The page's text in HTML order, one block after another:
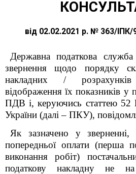
від 02.02.2021 р. № 363/
Державна податкова служба
звернення щодо порядку
накладних /
відображення їх показників у
ПДВ і, керуючись статтею 52
України (далі – ПКУ),
Як зазначено у
попередньої оплати (перша
виконання робіт)
податкову накладну не